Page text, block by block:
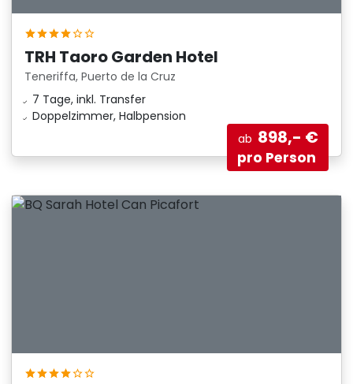
TRH Taoro Garden Hotel
Teneriffa, Puerto de la Cruz
7 Tage, inkl. Transfer
Doppelzimmer, Halbpension
ab 898,- €
pro Person